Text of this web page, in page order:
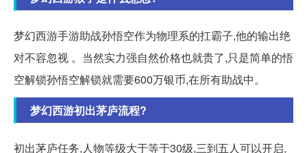
梦幻西游手游助战孙悟空作为物理系的扛霸子,他的输出绝
对不容忽视 。当然实力强自然价格也就贵了,只是简单的悟
空解锁孙悟空解锁就需要600万银币,在所有助战中。
梦幻西游初出茅庐流程?
初出茅庐任务,人物等级大于等于30级,三到五人可以开启,